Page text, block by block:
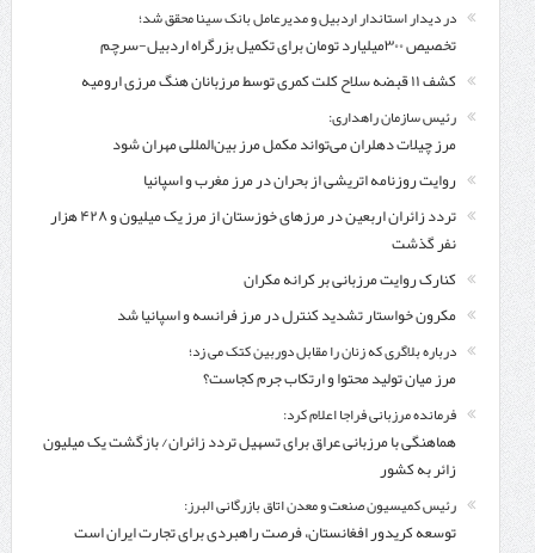
در دیدار استاندار اردبیل و مدیرعامل بانک سینا محقق شد؛
تخصیص ۳۰۰میلیارد تومان برای تکمیل بزرگراه اردبیل-سرچم
کشف ۱۱ قبضه سلاح کلت کمری توسط مرزبانان هنگ مرزی ارومیه
رئیس سازمان راهداری:
مرز چیلات دهلران می‌تواند مکمل مرز بین‌المللی مهران شود
روایت روزنامه اتریشی از بحران در مرز مغرب و اسپانیا
تردد زائران اربعین در مرزهای خوزستان از مرز یک میلیون و ۴۲۸ هزار
نفر گذشت
کنارک روایت مرزبانی بر کرانه مکران
مکرون خواستار تشدید کنترل‌ در مرز فرانسه و اسپانیا شد
درباره بلاگری که زنان را مقابل دوربین کتک می زد؛
مرز میان تولید محتوا و ارتکاب جرم کجاست؟
فرمانده مرزبانی فراجا اعلام کرد:
هماهنگی با مرزبانی عراق برای تسهیل تردد زائران/ بازگشت یک میلیون
زائر به کشور
رئیس کمیسیون صنعت و معدن اتاق بازرگانی البرز:
توسعه کریدور افغانستان، فرصت راهبردی برای تجارت ایران است